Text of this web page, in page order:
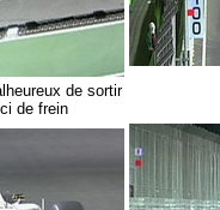
de sortir
de frein